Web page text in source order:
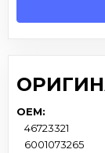
OEM:
46723321
6001073265